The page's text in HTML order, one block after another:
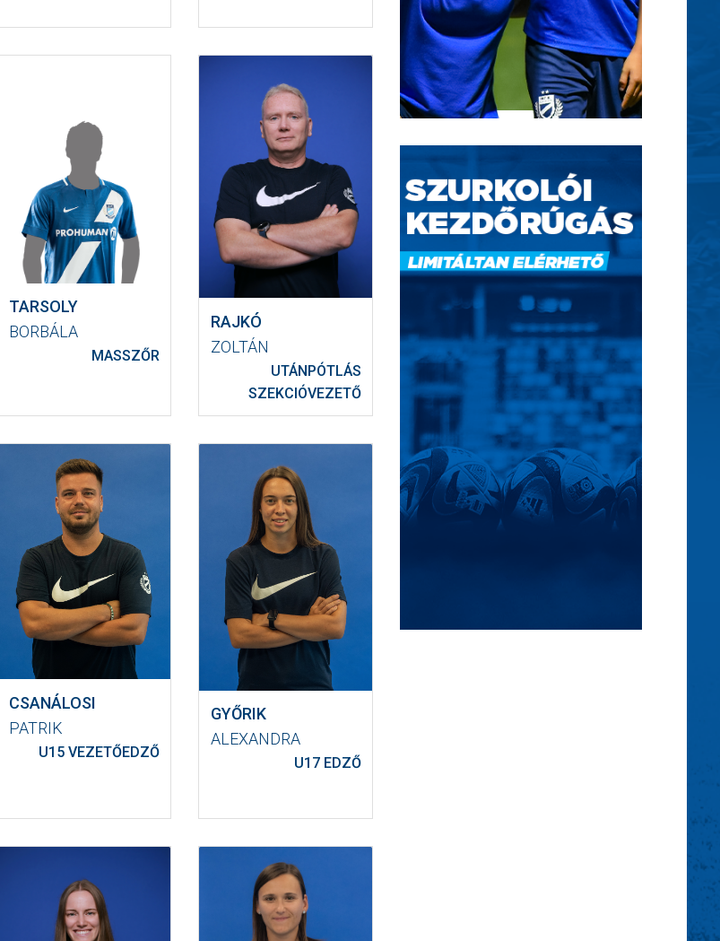
TARSOLY
BORBÁLA
MASSZŐR
RAJKÓ
ZOLTÁN
UTÁNPÓTLÁS
SZEKCIÓVEZETŐ
CSANÁLOSI
PATRIK
U15 VEZETŐEDZŐ
GYŐRIK
ALEXANDRA
U17 EDZŐ